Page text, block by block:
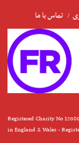
تماس با ما
Registered Charity No
in England & Wales -